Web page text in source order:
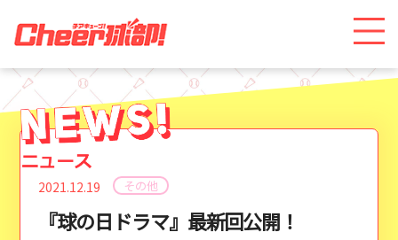
2021.12.19 その他
『球の日ドラマ』最新回公開！